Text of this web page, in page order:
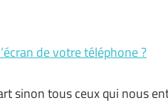
de votre téléphone ?
sinon tous ceux qui nous